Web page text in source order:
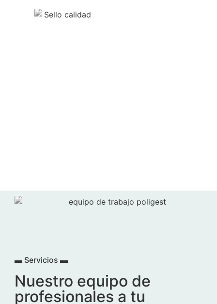
▬ Servicios ▬
Nuestro equipo de
profesionales a tu